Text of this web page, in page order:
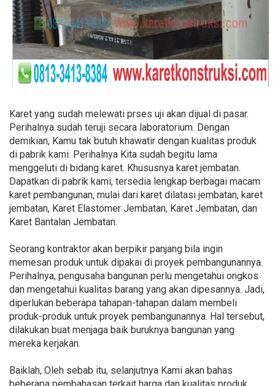
Karet yang sudah melewati prses uji akan dijual di pasar.
Perihalnya sudah teruji secara laboratorium. Dengan
demikian, Kamu tak butuh khawatir dengan kualitas produk
di pabrik kami. Perihalnya Kita sudah begitu lama
menggeluti di bidang karet. Khususnya karet jembatan.
Dapatkan di pabrik kami, tersedia lengkap berbagai macam
karet pembangunan, mulai dari karet dilatasi jembatan, karet
jembatan, Karet Elastomer Jembatan, Karet Jembatan, dan
Karet Bantalan Jembatan.
Seorang kontraktor akan berpikir panjang bila ingin
memesan produk untuk dipakai di proyek pembangunannya.
Perihalnya, pengusaha bangunan perlu mengetahui ongkos
dan mengetahui kualitas barang yang akan dipesannya. Jadi,
diperlukan beberapa tahapan-tahapan dalam membeli
produk-produk untuk proyek pembangunannya. Hal tersebut,
dilakukan buat menjaga baik buruknya bangunan yang
mereka kerjakan.
Baiklah, Oleh sebab itu, selanjutnya Kami akan bahas